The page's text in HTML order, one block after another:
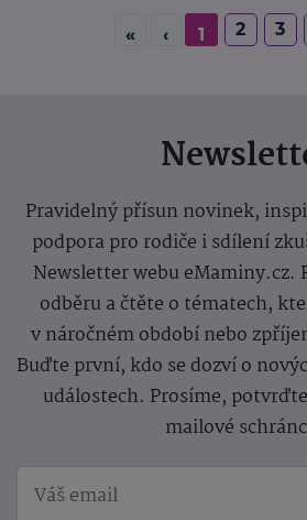
« ‹ 1 2 3
Pravidelný přísun novinek,
podpora pro rodiče i sdílení
Newsletter webu eMaminy.cz.
odběru a čtěte o tématech,
v náročném období nebo
Buďte první, kdo se dozví o
událostech. Prosíme,
mailové